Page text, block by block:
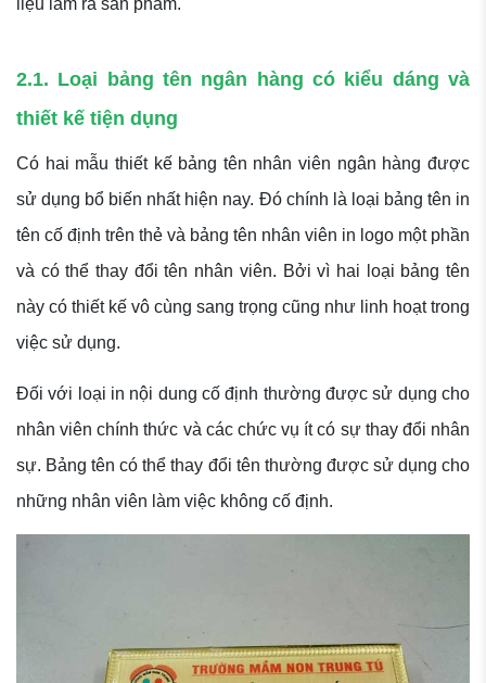
2.1. Loại bảng tên ngân hàng có kiểu dáng và
thiết kế tiện dụng
Có hai mẫu thiết kế bảng tên nhân viên ngân hàng được
sử dụng bổ biến nhất hiện nay. Đó chính là loại bảng tên in
tên cố định trên thẻ và bảng tên nhân viên in logo một phần
và có thể thay đổi tên nhân viên. Bởi vì hai loại bảng tên
này có thiết kế vô cùng sang trọng cũng như linh hoạt trong
việc sử dụng.
Đối với loại in nội dung cố định thường được sử dụng cho
nhân viên chính thức và các chức vụ ít có sự thay đổi nhân
sự. Bảng tên có thể thay đổi tên thường được sử dụng cho
những nhân viên làm việc không cố định.